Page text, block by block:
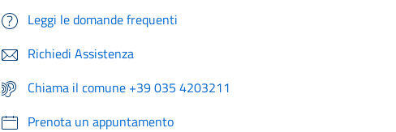
Leggi le domande frequenti
Richiedi Assistenza
Chiama il comune +39 035 4203211
Prenota un appuntamento